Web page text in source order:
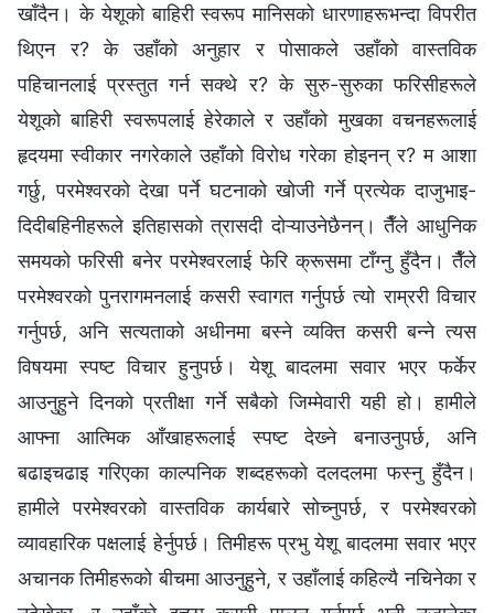
खाँदैन। के येशूको बाहिरी स्वरूप मानिसको धारणाहरूभन्दा विपरीत
थिएन र? के उहाँको अनुहार र पोसाकले उहाँको वास्तविक
पहिचानलाई प्रस्तुत गर्न सक्थे र? के सुरु-सुरुका फरिसीहरूले
येशूको बाहिरी स्वरूपलाई हेरेकाले र उहाँको मुखका वचनहरूलाई
हृदयमा स्वीकार नगरेकाले उहाँको विरोध गरेका होइनन् र? म आशा
गर्छु, परमेश्‍वरको देखा पर्ने घटनाको खोजी गर्ने प्रत्येक दाजुभाइ-
दिदीबहिनीहरूले इतिहासको त्रासदी दोऱ्याउनेछैनन्। तैँले आधुनिक
समयको फरिसी बनेर परमेश्‍वरलाई फेरि क्रूसमा टाँग्‍नु हुँदैन। तैँले
परमेश्‍वरको पुनरागमनलाई कसरी स्वागत गर्नुपर्छ त्यो राम्ररी विचार
गर्नुपर्छ, अनि सत्यताको अधीनमा बस्ने व्यक्ति कसरी बन्ने त्यस
विषयमा स्पष्ट विचार हुनुपर्छ। येशू बादलमा सवार भएर फर्केर
आउनुहुने दिनको प्रतीक्षा गर्ने सबैको जिम्मेवारी यही हो। हामीले
आफ्ना आत्मिक आँखाहरूलाई स्पष्ट देख्‍ने बनाउनुपर्छ, अनि
बढाइचढाइ गरिएका काल्पनिक शब्दहरूको दलदलमा फस्नु हुँदैन।
हामीले परमेश्‍वरको वास्तविक कार्यबारे सोच्नुपर्छ, र परमेश्‍वरको
व्यावहारिक पक्षलाई हेर्नुपर्छ। तिमीहरू प्रभु येशू बादलमा सवार भएर
अचानक तिमीहरूको बीचमा आउनुहुने, र उहाँलाई कहिल्यै नचिनेका र